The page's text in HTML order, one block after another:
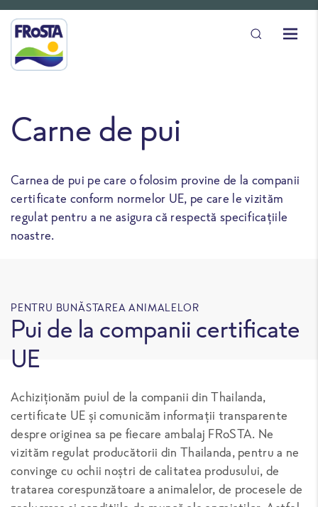
Carne de pui
Carnea de pui pe care o folosim provine de la companii
certificate conform normelor UE, pe care le vizităm
regulat pentru a ne asigura că respectă specificațiile
noastre.
PENTRU BUNĂSTAREA ANIMALELOR
Pui de la companii certificate
UE
Achiziționăm puiul de la companii din Thailanda,
certificate UE și comunicăm informații transparente
despre originea sa pe fiecare ambalaj FRoSTA. Ne
vizităm regulat producătorii din Thailanda, pentru a ne
convinge cu ochii noștri de calitatea produsului, de
tratarea corespunzătoare a animalelor, de procesele de